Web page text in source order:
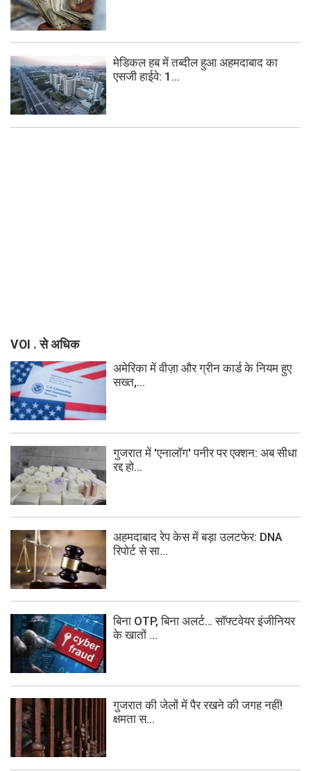
मेडिकल हब में तब्दील हुआ अहमदाबाद का
एसजी हाईवे: 1...
VOI . से अधिक
अमेरिका में वीज़ा और ग्रीन कार्ड के नियम हुए
सख्त,...
गुजरात में 'एनालॉग' पनीर पर एक्शन: अब सीधा
रद्द हो...
अहमदाबाद रेप केस में बड़ा उलटफेर: DNA
रिपोर्ट से सा...
बिना OTP, बिना अलर्ट… सॉफ्टवेयर इंजीनियर
के खातों ...
गुजरात की जेलों में पैर रखने की जगह नहीं!
क्षमता स...